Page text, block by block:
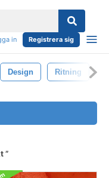
in Registrera sig
Design Ritning